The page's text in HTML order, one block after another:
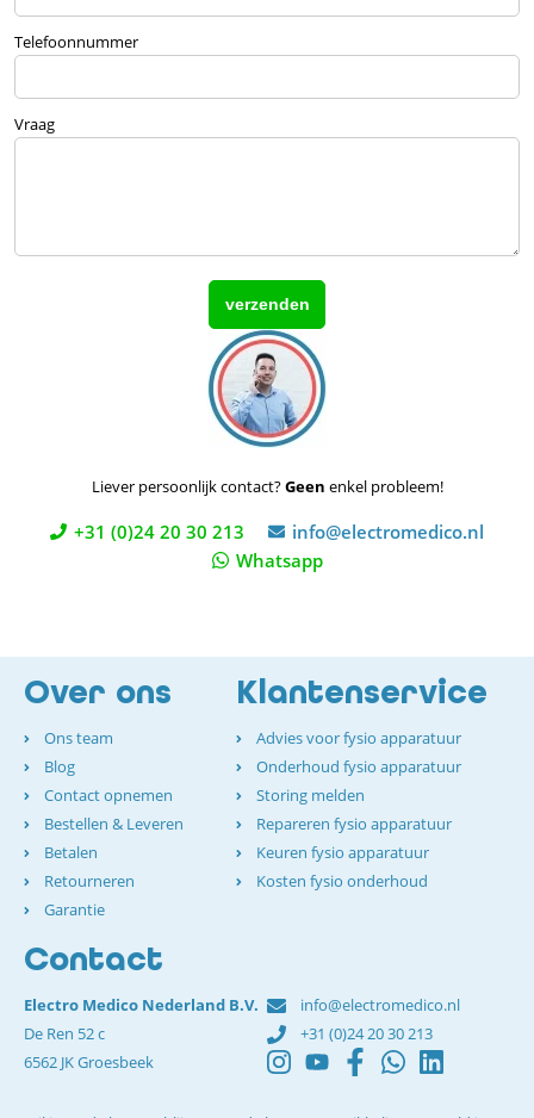
Telefoonnummer
Vraag
Liever persoonlijk contact?Geen enkel probleem!
+31 (0)24 20 30 213
info@electromedico.nl
Whatsapp
Over ons
Ons team
Blog
Contact opnemen
Bestellen & Leveren
Betalen
Retourneren
Garantie
Klantenservice
Advies voor fysio apparatuur
Onderhoud fysio apparatuur
Storing melden
Repareren fysio apparatuur
Keuren fysio apparatuur
Kosten fysio onderhoud
Contact
Electro Medico Nederland B.V.
De Ren 52 c
6562 JK Groesbeek
info@electromedico.nl
+31 (0)24 20 30 213